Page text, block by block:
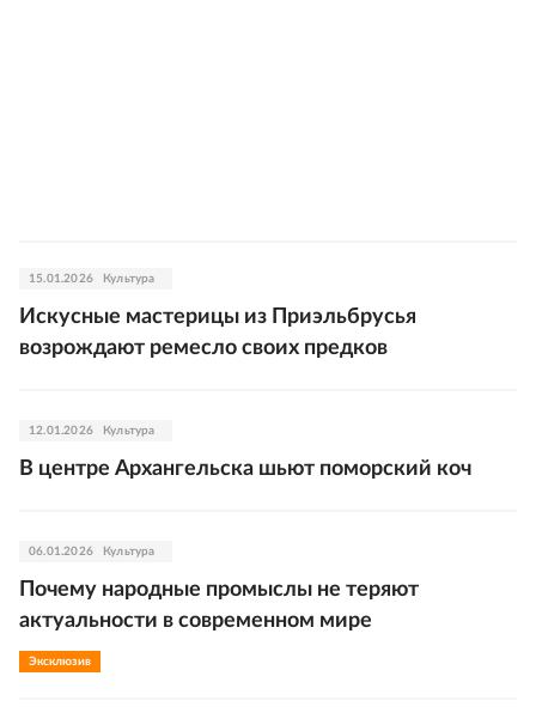
15.01.2026 Культура
Искусные мастерицы из Приэльбрусья
возрождают ремесло своих предков
12.01.2026 Культура
В центре Архангельска шьют поморский коч
06.01.2026 Культура
Почему народные промыслы не теряют
актуальности в современном мире
Эксклюзив